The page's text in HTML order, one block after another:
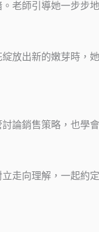
師引導她一步步
放出新的嫩芽時，
論銷售策略，也
走向理解，一起約